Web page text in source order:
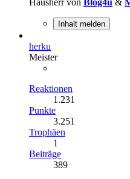
Inhalt melden
herku
Meister
Reaktionen
1.231
Punkte
3.251
Trophäen
1
Beiträge
389